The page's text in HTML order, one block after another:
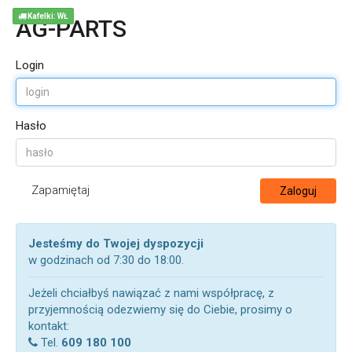
AG-PARTS
Login
Hasło
Zapamiętaj Zaloguj
Jesteśmy do Twojej dyspozycji
w godzinach od 7:30 do 18:00.
Jeżeli chciałbyś nawiązać z nami współpracę, z
przyjemnością odezwiemy się do Ciebie, prosimy o
kontakt:
Tel. 609 180 100
Kafelki: WŁ